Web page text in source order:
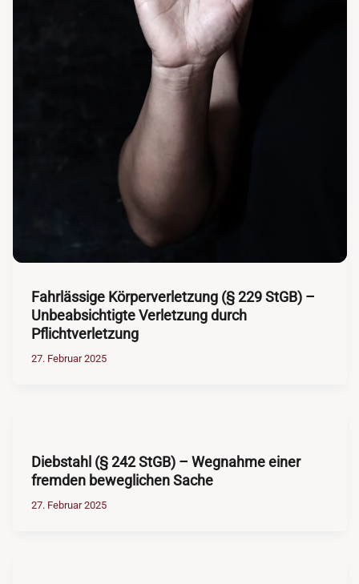
Fahrlässige Körperverletzung (§ 229 StGB) –
Unbeabsichtigte Verletzung durch
Pflichtverletzung
27. Februar 2025
Diebstahl (§ 242 StGB) – Wegnahme einer
fremden beweglichen Sache
27. Februar 2025